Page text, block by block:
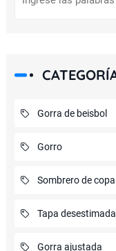
Gorra de beisbol
Gorro
Sombrero de copa
Tapa desestimada
Gorra ajustada